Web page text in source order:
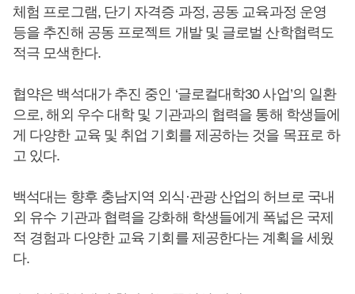
체험 프로그램, 단기 자격증 과정, 공동 교육과정 운영
등을 추진해 공동 프로젝트 개발 및 글로벌 산학협력도
적극 모색한다.
협약은 백석대가 추진 중인 ‘글로컬대학30 사업’의 일환
으로, 해외 우수 대학 및 기관과의 협력을 통해 학생들에
게 다양한 교육 및 취업 기회를 제공하는 것을 목표로 하
고 있다.
백석대는 향후 충남지역 외식·관광 산업의 허브로 국내
외 유수 기관과 협력을 강화해 학생들에게 폭넓은 국제
적 경험과 다양한 교육 기회를 제공한다는 계획을 세웠
다.